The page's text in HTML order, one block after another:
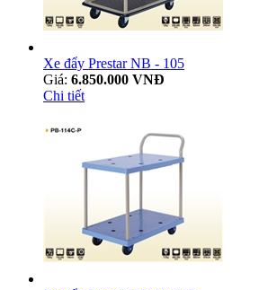
Xe đẩy Prestar NB - 105
Giá: 6.850.000 VNĐ
Chi tiết